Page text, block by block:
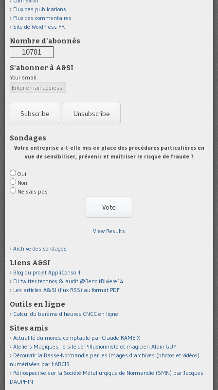
Flux des publications
Flux des commentaires
Site de WordPress-FR
Nombre d'abonnés
10781
S'abonner à A&SI
Your email:
Sondages
Votre entreprise a-t-elle mis en place des procédures particulières en
vue de sensibiliser, prévenir et maîtriser le risque de fraude ?
Oui
Non
Ne sais pas
View Results
Archive des sondages
Liens A&SI
Blog du projet AppliConso II
Fil twitter technos & audit @BenoitRiviere14
Les articles A&SI (flux RSS) au format PDF
Outils en ligne
Calcul du barème d'heures CNCC en ligne
Sites amis
Actualité du monde comptable par Claude RAMEIX
Ateliers Magiques, le site de l'illusionniste et magicien Alain GUY
Découvrir la Basse-Normandie par les images d'archives (photos et vidéos)
numérisées par l'ARCIS
Rétrospective sur la Société Métallurgique de Normandie (SMN) par Jacques
DAUPHIN